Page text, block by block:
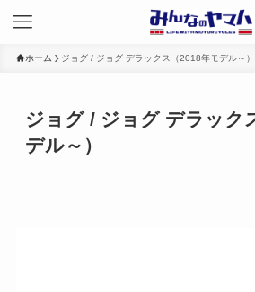
ホーム ジョグ / ジョグ デラックス（2018年モデル～）
ジョグ / ジョグ デラック
デル～）